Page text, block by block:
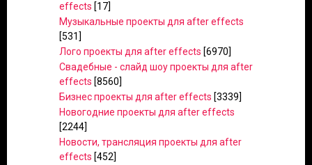
effects [17]
Музыкальные проекты для after effects
[531]
Лого проекты для after effects [6970]
Свадебные - слайд шоу проекты для after
effects [8560]
Бизнес проекты для after effects [3339]
Новогодние проекты для after effects
[2244]
Новости, трансляция проекты для after
effects [452]